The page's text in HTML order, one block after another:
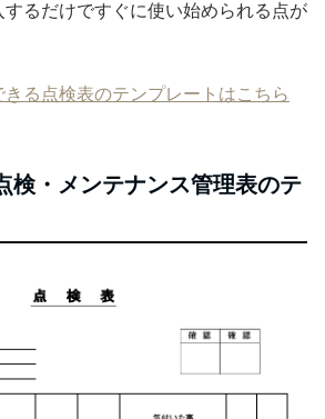
るだけですぐに使い始められる点が
る点検表のテンプレートはこちら
検・メンテナンス管理表のテ